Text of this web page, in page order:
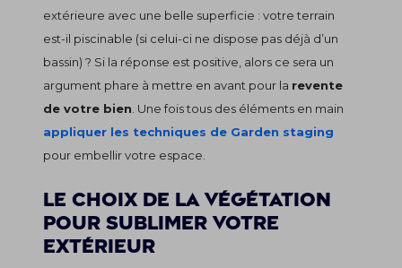
extérieure avec une belle superficie : votre terrain
est-il piscinable (si celui-ci ne dispose pas déjà d’un
bassin) ? Si la réponse est positive, alors ce sera un
argument phare à mettre en avant pour la revente
de votre bien . Une fois tous des éléments en main
appliquer les techniques de Garden staging
pour embellir votre espace.
Le choix de la végétation
pour sublimer votre
extérieur